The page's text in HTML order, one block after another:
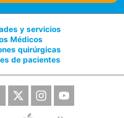
y servicios
Médicos
quirúrgicas
de pacientes